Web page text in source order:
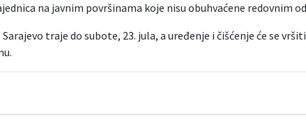
na javnim površinama koje nisu obuhvaćene redovnim
traje do subote, 23. jula, a uređenje i čišćenje će se